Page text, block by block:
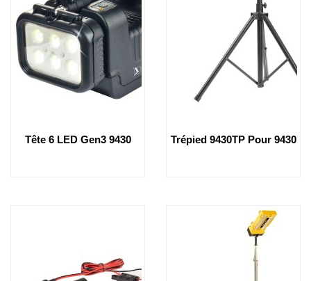
Tête 6 LED Gen3 9430 Trépied 9430TP Pour 9430